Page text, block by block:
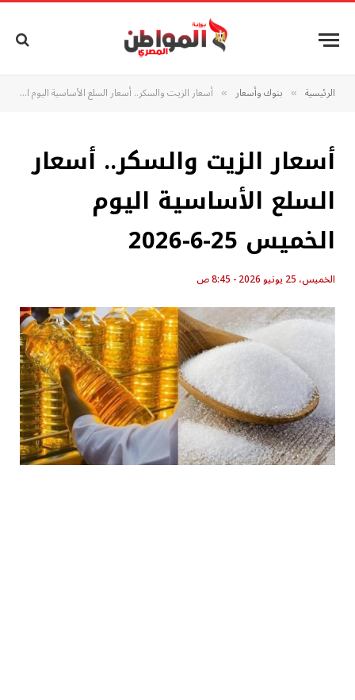
الرئيسية » بنوك وأسعار » أسعار الزيت والسكر.. أسعار السلع الأساسية اليوم الخميس 25-6-2026
أسعار الزيت والسكر.. أسعار
السلع الأساسية اليوم
الخميس 25-6-2026
الخميس، 25 يونيو 2026 - 8:45 ص